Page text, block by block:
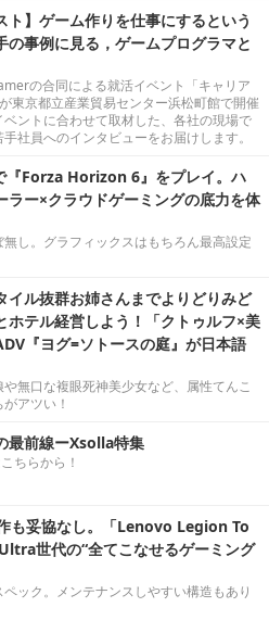
ト】ゲーム作りを仕事にするという
の事例に見る，ゲームプログラマと
の合同による就活イベント「キャリア
東京都立産業貿易センター浜松町館で開催
ントに合わせて取材した、各社の現場で
社員へのインタビューをお届けします。
『Forza Horizon 6』をプレイ。ハ
ラー×クラウドゲーミングの底力を体
し。グラフィックスはもちろん最高設定
イル抜群お姉さんまでよりどりみど
ホテル経営しよう！「クトゥルフ×美
『ヨグ=ソトースの庭』が日本語
無口な複眼死神美少女など、属性てんこ
アツい！
最前線ーXsolla特集
ちらから！
も妥協なし。「Lenovo Legion To
世代の“全てこなせるゲーミング
ック。メンテナンスしやすい構造もあり